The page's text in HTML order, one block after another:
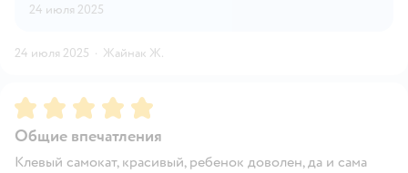
24 июля 2025
24 июля 2025 · Жайнак Ж.
Рейтинг:5
Общие впечатления
Клевый самокат, красивый, ребенок доволен, да и сама